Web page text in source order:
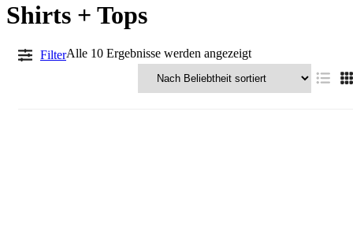
Shirts + Tops
FilterAlle 10 Ergebnisse werden angezeigtNach
Beliebtheit
sortiert